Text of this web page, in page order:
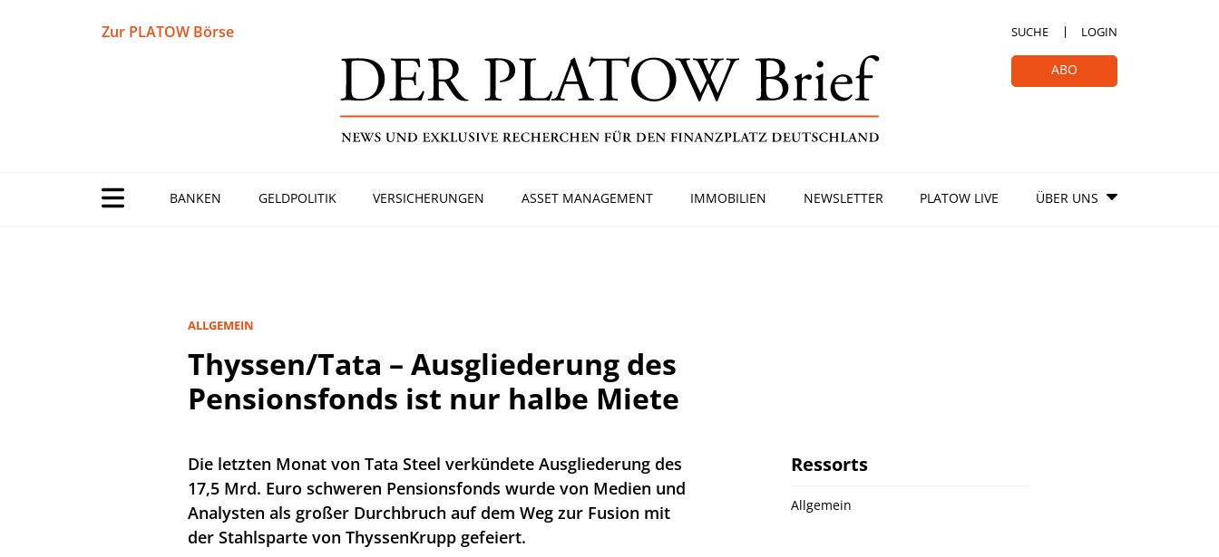
Zur PLATOW Börse SUCHE LOGIN
ABO
BANKEN GELDPOLITIK VERSICHERUNGEN ASSET MANAGEMENT IMMOBILIEN NEWSLETTER PLATOW LIVE ÜBER UNS
ALLGEMEIN
Thyssen/Tata – Ausgliederung des
Pensionsfonds ist nur halbe Miete
Die letzten Monat von Tata Steel verkündete Ausgliederung des
17,5 Mrd. Euro schweren Pensionsfonds wurde von Medien und
Analysten als großer Durchbruch auf dem Weg zur Fusion mit
der Stahlsparte von ThyssenKrupp gefeiert.
Ressorts
Allgemein